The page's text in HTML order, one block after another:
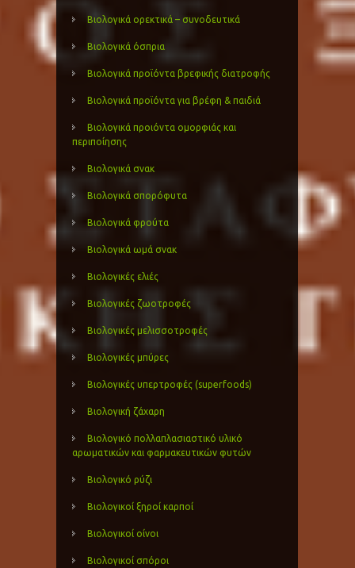
Βιολογικά ορεκτικά – συνοδευτικά
Βιολογικά όσπρια
Βιολογικά προϊόντα βρεφικής διατροφής
Βιολογικά προϊόντα για βρέφη & παιδιά
Βιολογικά προιόντα ομορφιάς και
περιποίησης
Βιολογικά σνακ
Βιολογικά σπορόφυτα
Βιολογικά φρούτα
Βιολογικά ωμά σνακ
Βιολογικές ελιές
Βιολογικές ζωοτροφές
Βιολογικές μελισσοτροφές
Βιολογικές μπύρες
Βιολογικές υπερτροφές (superfoods)
Βιολογική ζάχαρη
Βιολογικό πολλαπλασιαστικό υλικό
αρωματικών και φαρμακευτικών φυτών
Βιολογικό ρύζι
Βιολογικοί ξηροί καρποί
Βιολογικοί οίνοι
Βιολογικοί σπόροι